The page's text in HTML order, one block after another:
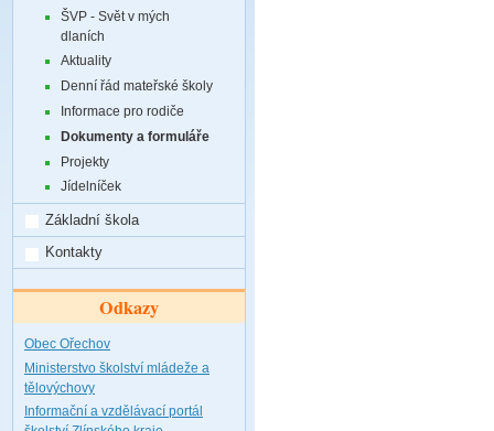
ŠVP - Svět v mých
dlaních
Aktuality
Denní řád mateřské školy
Informace pro rodiče
Dokumenty a formuláře
Projekty
Jídelníček
Základní škola
Kontakty
Odkazy
Obec Ořechov
Ministerstvo školství mládeže a
tělovýchovy
Informační a vzdělávací portál